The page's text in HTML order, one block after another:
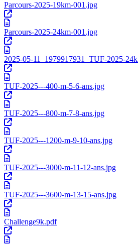
Parcours-2025-19km-001.jpg
Parcours-2025-24km-001.jpg
2025-05-11_1979917931_TUF-2025-
TUF-2025---400-m-5-6-ans.jpg
TUF-2025---800-m-7-8-ans.jpg
TUF-2025---1200-m-9-10-ans.jpg
TUF-2025---3000-m-11-12-ans.jpg
TUF-2025---3600-m-13-15-ans.jpg
Challenge9k.pdf